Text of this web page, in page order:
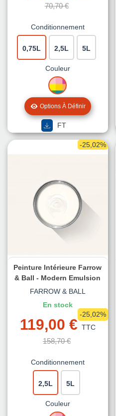
70,70 €
Conditionnement
0,75L 2,5L 5L
Couleur
MISE
A
LA
Options À Définir
FT
-25,02%
Peinture Intérieure Farrow
& Ball - Modern Emulsion
FARROW & BALL
En stock
119,00 € TTC
158,70 €
-25,02%
Conditionnement
2,5L 5L
Couleur